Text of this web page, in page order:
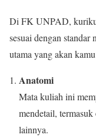
Di FK UNPAD,
sesuai dengan
utama yang akan
Anatomi
Mata kuliah ini
mendetail,
lainnya.